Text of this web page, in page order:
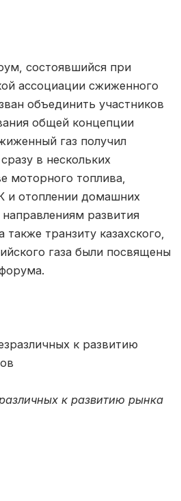
состоявшийся при
ассоциации сжиженного
объединить участников
общей концепции
газ получил
в нескольких
моторного топлива,
и отоплении домашних
развития
также транзиту казахского,
газа были посвящены
к развитию рынка